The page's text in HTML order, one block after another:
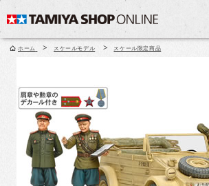
ホーム > スケールモデル > スケール限定商品